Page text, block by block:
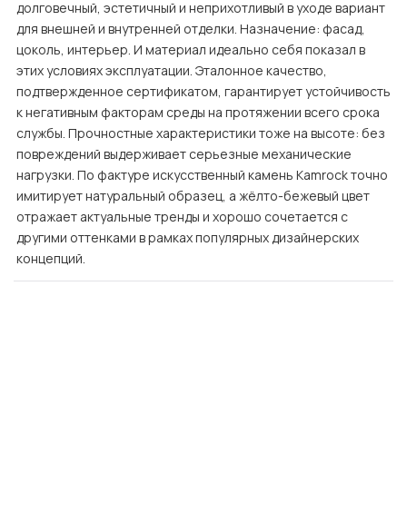
долговечный, эстетичный и неприхотливый в уходе вариант
для внешней и внутренней отделки. Назначение: фасад,
цоколь, интерьер. И материал идеально себя показал в
этих условиях эксплуатации. Эталонное качество,
подтвержденное сертификатом, гарантирует устойчивость
к негативным факторам среды на протяжении всего срока
службы. Прочностные характеристики тоже на высоте: без
повреждений выдерживает серьезные механические
нагрузки. По фактуре искусственный камень Kamrock точно
имитирует натуральный образец, а жёлто-бежевый цвет
отражает актуальные тренды и хорошо сочетается с
другими оттенками в рамках популярных дизайнерских
концепций.